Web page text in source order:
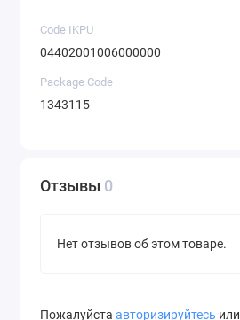
Code IKPU
04402001006000000
Package Code
1343115
Отзывы 0
Нет отзывов об этом товаре.
Пожалуйста авторизируйтесь или